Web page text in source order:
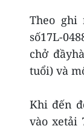
Theo ghi
số17L-
chở
tuổi) và
Khi đến
vào xetải